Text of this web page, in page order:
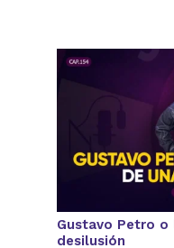
Gustavo Petro
desilusión